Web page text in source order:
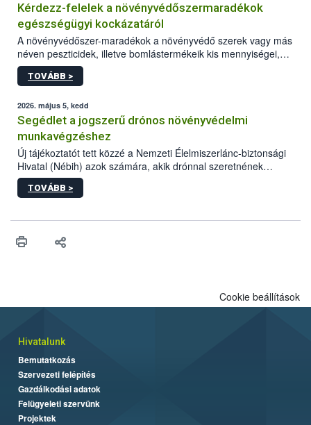
Kérdezz-felelek a növényvédőszermaradékok
egészségügyi kockázatáról
A növényvédőszer-maradékok a növényvédő szerek vagy más
néven peszticidek, illetve bomlástermékeik kis mennyiségei,
melyek a terményekben vagy azok felületén a betakarítást,
szüretelést, illetve tárolást követően is megmaradhatnak. Az
mennyiségének esetenként a kezelt terményeken is jelen kell
lennie. Nem minden élelmiszer tartalmaz szermaradékot.
Azokban az élelmiszerekben is, melyekben kimutathatóak,
általában csak nagyon kis mennyiségben vannak jelen, így nem
jelenthetnek kockázatot a fogyasztó egészségére nézve.
TOVÁBB >
2026. május 5, kedd
Segédlet a jogszerű drónos növényvédelmi
munkavégzéshez
Új tájékoztatót tett közzé a Nemzeti Élelmiszerlánc-biztonsági
Hivatal (Nébih) azok számára, akik drónnal szeretnének
növényvédelmi vagy tápanyag-gazdálkodási tevékenységet
végezni Magyarországon. Az összefoglaló részletesen
műszaki és hatósági feltételek.
TOVÁBB >
Cookie beállítások
Hivatalunk
Bemutatkozás
Szervezeti felépítés
Gazdálkodási adatok
Felügyeleti szervünk
Projektek